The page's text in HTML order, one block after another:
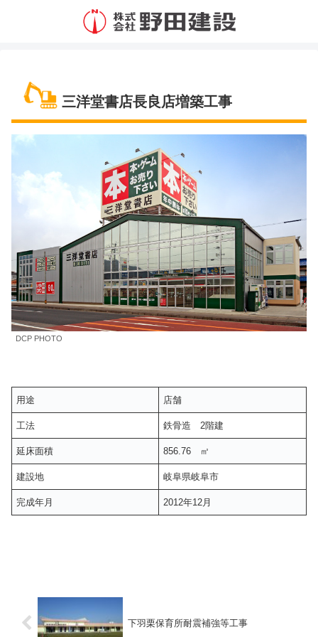
三洋堂書店長良店増築工事
DCP PHOTO
用途 店舗
工法 鉄骨造 2階建
延床面積 856.76 ㎡
建設地 岐阜県岐阜市
完成年月 2012年12月
下羽栗保育所耐震補強等工事